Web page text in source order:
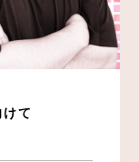
て